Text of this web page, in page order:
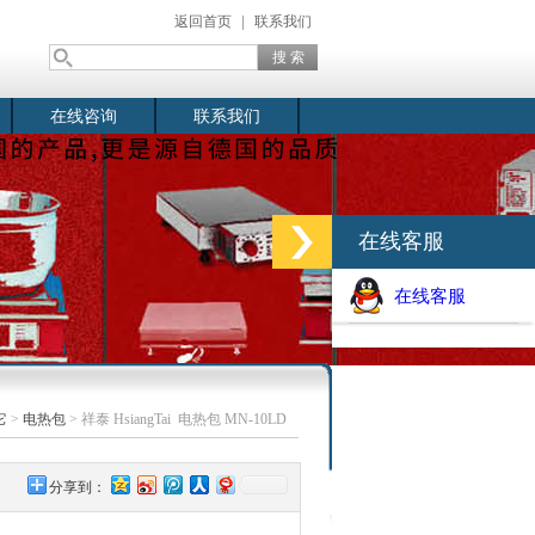
返回首页 联系我们
在线咨询 联系我们
> 电热包 > 祥泰 HsiangTai 电热包 MN-10LD
分享到：
在线客服
在线客服